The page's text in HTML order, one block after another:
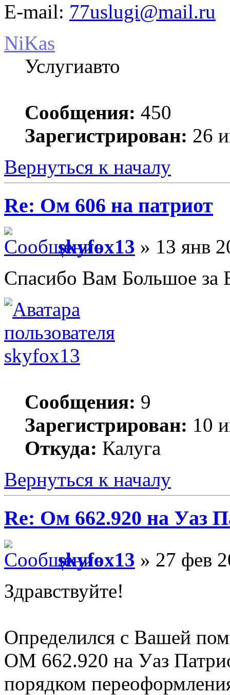
E-mail: 77uslugi@mail.ru
NiKas
Услугиавто
Сообщения: 450
Зарегистрирован: 26
Вернуться к началу
Re: Ом 606 на патриот
skyfox13 » 13 янв
Спасибо Вам Большое за
skyfox13
Сообщения: 9
Зарегистрирован: 10
Откуда: Калуга
Вернуться к началу
Re: Ом 662.920 на Уаз
skyfox13 » 27 фев
Здравствуйте!
Определился с Вашей
ОМ 662.920 на Уаз
порядком